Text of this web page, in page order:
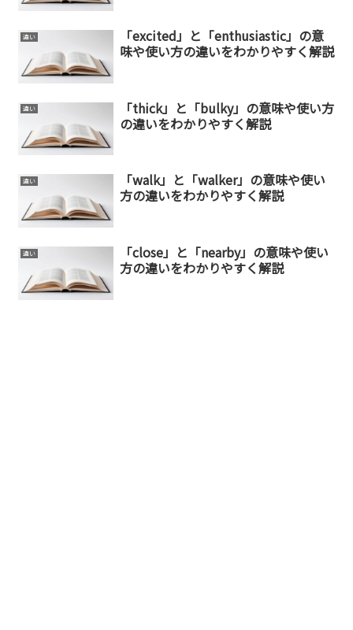
違い
「excited」と「enthusiastic」の意
味や使い方の違いをわかりやすく解説
違い
「thick」と「bulky」の意味や使い方
の違いをわかりやすく解説
違い
「walk」と「walker」の意味や使い
方の違いをわかりやすく解説
違い
「close」と「nearby」の意味や使い
方の違いをわかりやすく解説